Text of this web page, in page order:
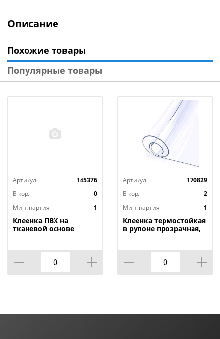
Описание
Похожие товары
Популярные товары
Артикул
145376
В кор.
0
Мин. партия
1
Клеенка ПВХ на
тканевой основе
потертости, грязные
края
Артикул
170829
В кор.
2
Мин. партия
1
Клеенка термостойкая
в рулоне прозрачная,
HOZBAT